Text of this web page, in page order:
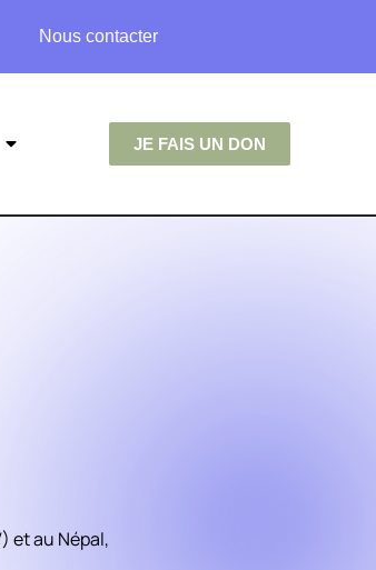
Nous contacter
JE FAIS UN DON
et au Népal,